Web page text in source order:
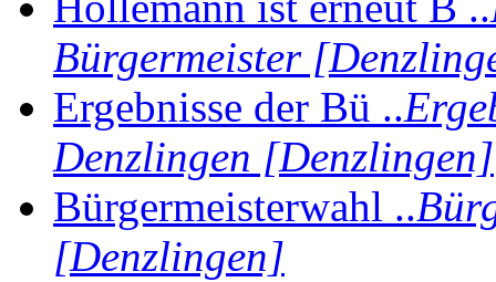
Bürgermeister
Ergebnisse der Bü ..
Denzlingen [Denzlingen]
Bürgermeisterwahl ..
[Denzlingen]